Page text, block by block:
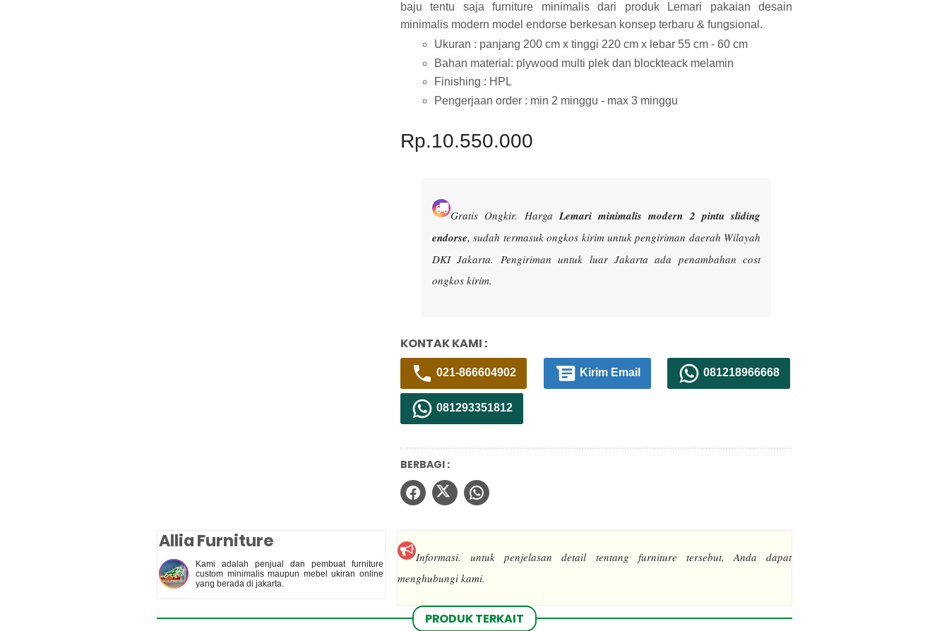
baju tentu saja furniture minimalis dari produk Lemari pakaian desain
minimalis modern model endorse berkesan konsep terbaru & fungsional.
Ukuran : panjang 200 cm x tinggi 220 cm x lebar 55 cm - 60 cm
Bahan material: plywood multi plek dan blockteack melamin
Finishing : HPL
Pengerjaan order : min 2 minggu - max 3 minggu
Rp.10.550.000
Gratis Ongkir. Harga Lemari minimalis modern 2 pintu sliding
endorse, sudah termasuk ongkos kirim untuk pengiriman daerah Wilayah
DKI Jakarta. Pengiriman untuk luar Jakarta ada penambahan cost
ongkos kirim.
KONTAK KAMI :
021-866604902 Kirim Email 081218966668
081293351812
BERBAGI :
Allia Furniture
Kami adalah penjual dan pembuat furniture
custom minimalis maupun mebel ukiran online
yang berada di jakarta.
Informasi.untuk penjelasan detail tentang furniture tersebut, Anda dapat
menghubungi kami.
PRODUK TERKAIT